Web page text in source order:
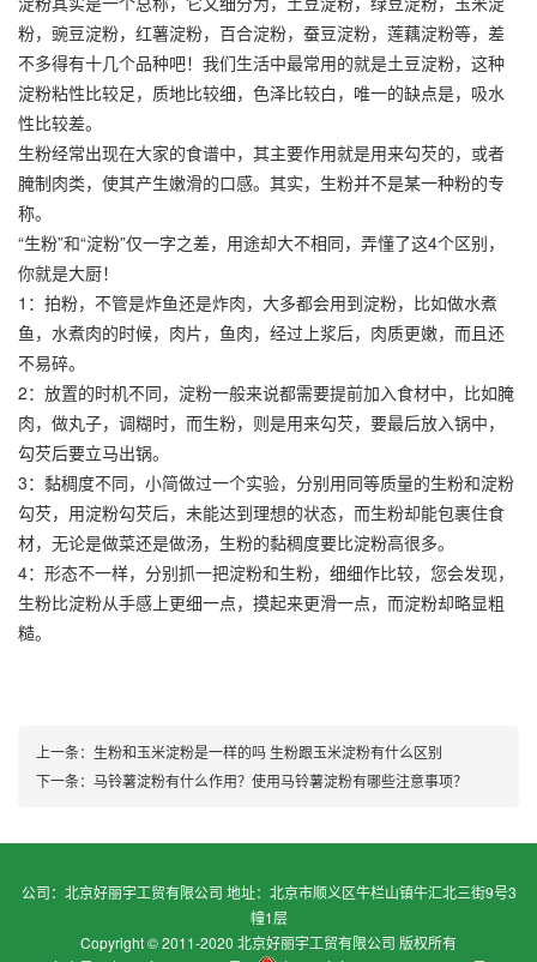
粉，豌豆淀粉， 红薯淀粉，百合淀粉，蚕豆淀粉，莲藕淀粉等，差
不多得有十几个品种吧！我们生活中最常用的就是土豆淀粉，这种
淀粉粘性比较足，质地比较细，色泽比较白，唯一的缺点是，吸水
性比较差。
生粉经常出现在大家的食谱中，其主要作用就是用来勾芡的，或者
腌制肉类，使其产生嫩滑的口感。其实，生粉并不是某一种粉的专
称。
“生粉”和“淀粉”仅一字之差，用途却大不相同，弄懂了这4个区别，
你就是大厨！
1：拍粉，不管是炸鱼还是炸肉，大多都会用到淀粉，比如做水煮
鱼，水煮肉的时候，肉片，鱼肉，经过上浆后，肉质更嫩，而且还
不易碎。
2：放置的时机不同，淀粉一般来说都需要提前加入食材中，比如腌
肉，做丸子，调糊时，而生粉，则是用来勾芡，要最后放入锅中，
勾芡后要立马出锅。
3：黏稠度不同，小简做过一个实验，分别用同等质量的生粉和淀粉
勾芡，用淀粉勾芡后，未能达到理想的状态，而生粉却能包裹住食
材，无论是做菜还是做汤，生粉的黏稠度要比淀粉高很多。
4：形态不一样，分别抓一把淀粉和生粉，细细作比较，您会发现，
生粉比淀粉从手感上更细一点，摸起来更滑一点，而淀粉却略显粗
糙。
上一条： 生粉和玉米淀粉是一样的吗 生粉跟玉米淀粉有什么区别
下一条： 马铃薯淀粉有什么作用？使用马铃薯淀粉有哪些注意事项？
公司：北京好丽宇工贸有限公司 地址：北京市顺义区牛栏山镇牛汇北三街9号3
幢1层
Copyright © 2011-2020 北京好丽宇工贸有限公司 版权所有